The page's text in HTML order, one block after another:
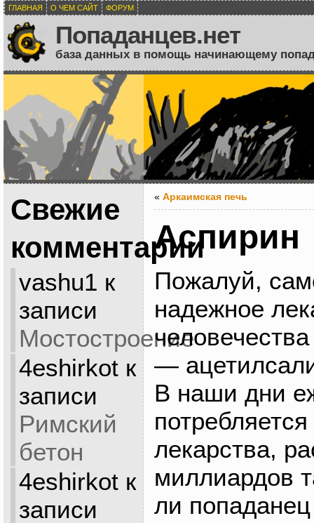
ГЛАВНАЯ О ЧЕМ САЙТ ФОРУМ
Попаданцев.нет
база данных в помощь начинающему
Свежие
комментарии
vashu1 к
записи
Мостостроение
4eshirkotк
записи
Римский
бетон
4eshirkotк
записи
« Аркаимская печь
Аспирин
Пожалуй,
надежное
—
В наши дни
лекарства,
миллиардов
ли